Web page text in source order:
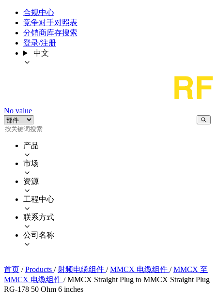
合规中心
竞争对手对照表
分销商库存搜索
登录/注册
中文
No value
产品
市场
资源
工程中心
联系方式
公司名称
首页 / Products / 射频电缆组件 / MMCX 电缆组件 / MMCX 至
MMCX 电缆组件 / MMCX Straight Plug to MMCX Straight Plug
RG-178 50 Ohm 6 inches